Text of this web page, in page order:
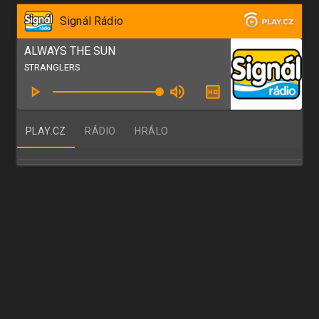
Signál Rádio
ALWAYS THE SUN
STRANGLERS
PLAY.CZ RÁDIO HRÁLO